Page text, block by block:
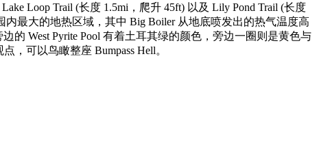
Loop Trail (长度 1.5mi，爬升 45ft) 以及 Lily Pond Trail (长度
内最大的地热区域，其中 Big Boiler 从地底喷发出的热气温度高
的 West Pyrite Pool 有着土耳其绿的颜色，旁边一圈则是黄色与
可以鸟瞰整座 Bumpass Hell。